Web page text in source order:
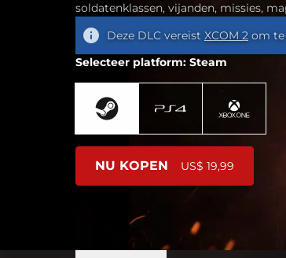
soldatenklassen, vijanden, missies,
Deze DLC vereist XCOM 2 om te
Selecteer platform: Steam
NU KOPEN US$ 19,99